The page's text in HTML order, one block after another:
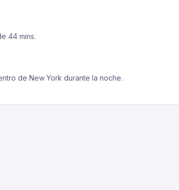
44 mins.
de New York durante la noche.